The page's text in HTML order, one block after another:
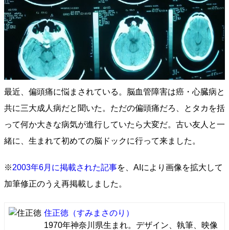
最近、偏頭痛に悩まされている。脳血管障害は癌・心臓病と
共に三大成人病だと聞いた。ただの偏頭痛だろ、とタカを括
って何か大きな病気が進行していたら大変だ。古い友人と一
緒に、生まれて初めての脳ドックに行って来ました。
※2003年6月に掲載された記事を、AIにより画像を拡大して
加筆修正のうえ再掲載しました。
住正徳 （すみまさのり）
1970年神奈川県生まれ。デザイン、執筆、映像